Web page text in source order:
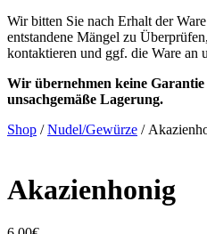
Wir bitten Sie nach Erhalt der
entstandene Mängel zu
kontaktieren und ggf. die Ware an
Wir übernehmen keine Garantie
unsachgemäße Lagerung.
Shop /Nudel/Gewürze /
Akazienhonig